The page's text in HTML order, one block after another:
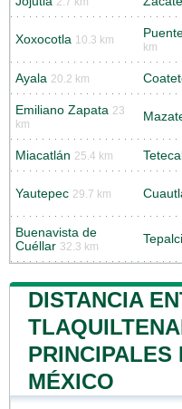
Xoxocotla 10.3 km
km
Ayala 20.2 km
Emiliano Zapata 23
km
Miacatlán 25.4 km
Yautepec 29.7 km
Buenavista de
Cuéllar 32.3 km
DISTANCIA
PRINCIPALES
MÉXICO